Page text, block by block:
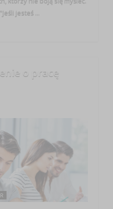
jesteś ...
o pracę